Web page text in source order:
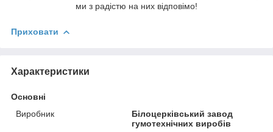
ми з радістю на них відповімо!
Приховати
Характеристики
Основні
Виробник
Білоцерківський завод
гумотехнічних виробів